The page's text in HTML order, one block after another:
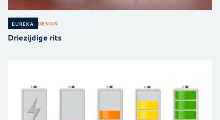
EUREKA DESIGN
Driezijdige rits